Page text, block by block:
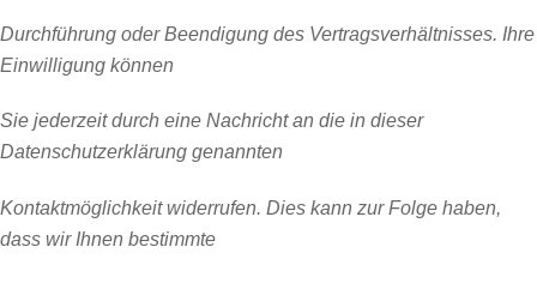
Durchführung oder Beendigung des Vertragsverhältnisses. Ihre
Einwilligung können
Sie jederzeit durch eine Nachricht an die in dieser
Datenschutzerklärung genannten
Kontaktmöglichkeit widerrufen. Dies kann zur Folge haben,
dass wir Ihnen bestimmte